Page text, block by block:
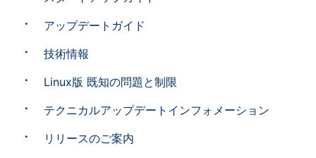
アップデートガイド
技術情報
Linux版 既知の問題と制限
テクニカルアップデートインフォメーション
リリースのご案内